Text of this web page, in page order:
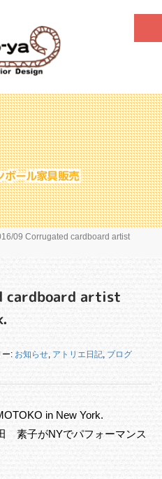
ボール家具販売
09 Corrugated cardboard artist
cardboard artist
ー: お知らせ, アトリエ日記, ブログ
in New York.
素子がNYでパフォーマンス